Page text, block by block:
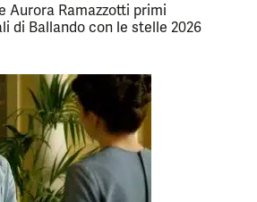
Aurora Ramazzotti primi
di Ballando con le stelle 2026